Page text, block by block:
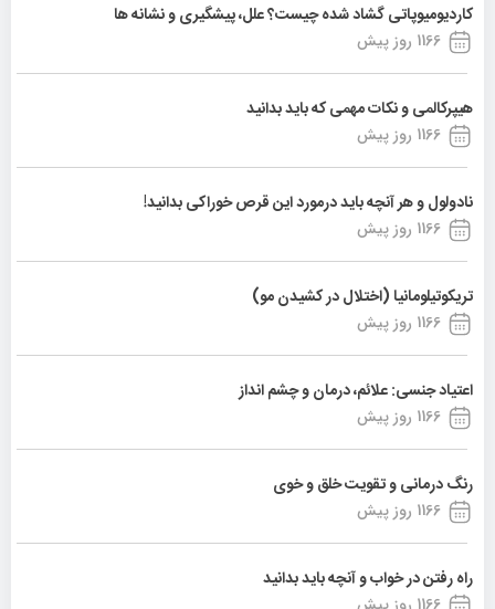
کاردیومیوپاتی گشاد شده چیست؟ علل، پیشگیری و نشانه ها
1166 روز پیش
هیپرکالمی و نکات مهمی که باید بدانید
1166 روز پیش
نادولول و هر آنچه باید درمورد این قرص خوراکی بدانید!
1166 روز پیش
تریکوتیلومانیا (اختلال در کشیدن مو)
1166 روز پیش
اعتیاد جنسی: علائم، درمان و چشم انداز
1166 روز پیش
رنگ درمانی و تقویت خلق و خوی
1166 روز پیش
راه رفتن در خواب و آنچه باید بدانید